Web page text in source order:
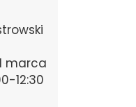
marca
12:30